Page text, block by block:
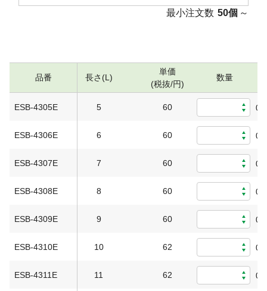
最小注文数 50個 ～
品番 長さ(L)
単価
(税抜/円)
数量
ESB-4305E 5 60 0
ESB-4306E 6 60 0
ESB-4307E 7 60 0
ESB-4308E 8 60 0
ESB-4309E 9 60 0
ESB-4310E 10 62 0
ESB-4311E 11 62 0